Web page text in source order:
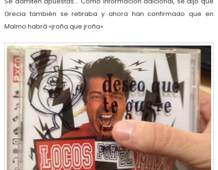
Grecia también se retiraba y ahora han confirmado que en
Malmo habrá «jroña que jroña».